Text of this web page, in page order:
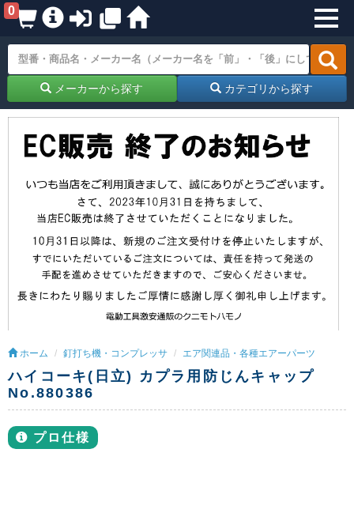
0
メーカーから探す カテゴリから探す
ホーム 釘打ち機・コンプレッサ エア関連品・各種エアーパーツ
ハイコーキ(日立) カプラ用防じんキャップ
No.880386
プロ仕様